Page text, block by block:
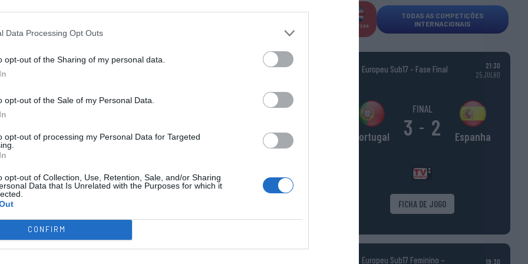
Data Processing Opt Outs
opt-out of the Sharing of my personal data.
opt-out of the Sale of my Personal Data.
opt-out of processing my Personal Data for Targeted
opt-out of Collection, Use, Retention, Sale, and/or Sharing
Data that Is Unrelated with the Purposes for which it
CONFIRM
Data de Nascimento:
OC Barcelos
27/06/2010 – 14 anos
INGLATERR
TODAS AS COMPETIÇÕES
INTERNACIONAIS
Europeu Sub17 - Fase Final
21:30
25 JULHO
Portugal
FINAL
3 - 2 Espanha
FICHA DE JOGO
Europeu Sub17 Feminino –
19:30